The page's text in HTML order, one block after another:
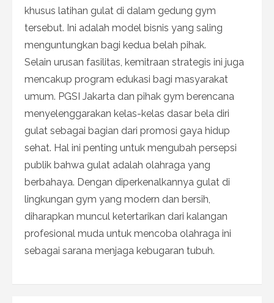
khusus latihan gulat di dalam gedung gym
tersebut. Ini adalah model bisnis yang saling
menguntungkan bagi kedua belah pihak.
Selain urusan fasilitas, kemitraan strategis ini juga
mencakup program edukasi bagi masyarakat
umum. PGSI Jakarta dan pihak gym berencana
menyelenggarakan kelas-kelas dasar bela diri
gulat sebagai bagian dari promosi gaya hidup
sehat. Hal ini penting untuk mengubah persepsi
publik bahwa gulat adalah olahraga yang
berbahaya. Dengan diperkenalkannya gulat di
lingkungan gym yang modern dan bersih,
diharapkan muncul ketertarikan dari kalangan
profesional muda untuk mencoba olahraga ini
sebagai sarana menjaga kebugaran tubuh.